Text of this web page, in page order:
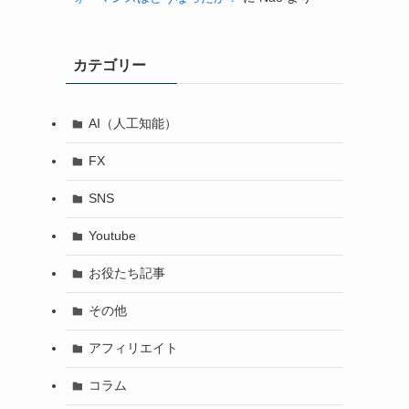
カテゴリー
AI（人工知能）
FX
SNS
Youtube
お役たち記事
その他
アフィリエイト
コラム